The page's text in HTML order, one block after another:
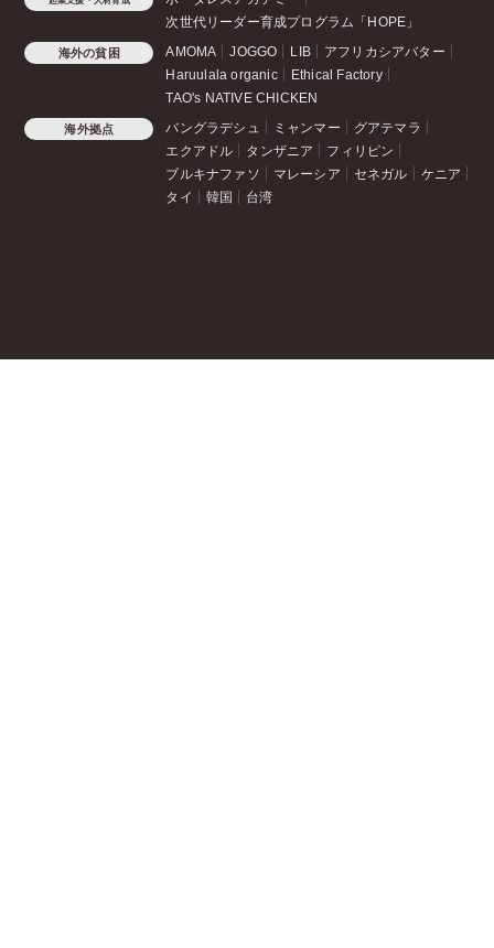
次世代リーダー育成プログラム「HOPE」
海外の貧困 AMOMA JOGGO LIB
アフリカシアバター
Haruulala organic
Ethical Factory
TAO's NATIVE CHICKEN
海外拠点 バングラデシュ ミャンマー
グアテマラ
エクアドル
タンザニア
フィリピン
ブルキナファソ
マレーシア セネガル
ケニア
タイ
韓国 台湾